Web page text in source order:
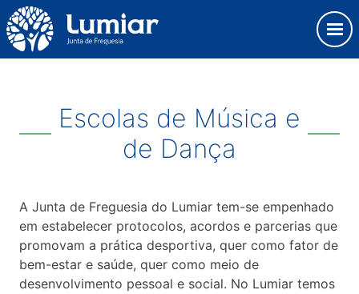
Observação:
este
site
Skip
to
content
Junta de Freguesia Lumiar
Escolas de Música e
de Dança
A Junta de Freguesia do Lumiar tem-se empenhado
em estabelecer protocolos, acordos e parcerias que
promovam a prática desportiva, quer como fator de
bem-estar e saúde, quer como meio de
desenvolvimento pessoal e social. No Lumiar temos